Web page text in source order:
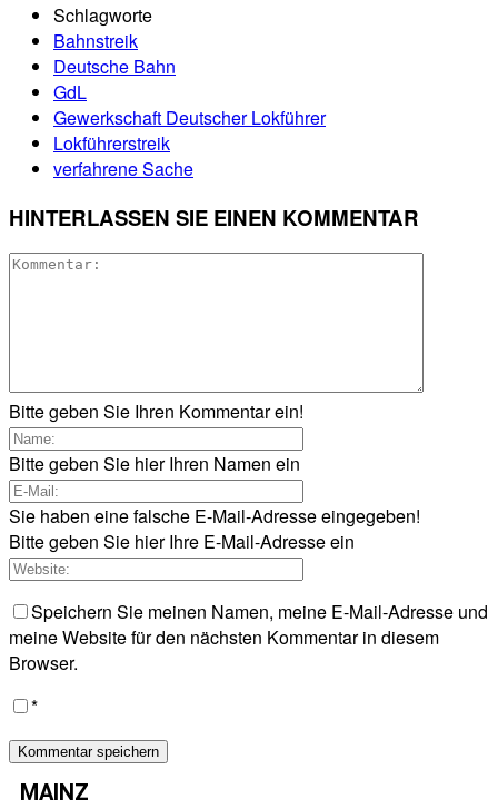
Schlagworte
Bahnstreik
Deutsche Bahn
GdL
Gewerkschaft Deutscher Lokführer
Lokführerstreik
verfahrene Sache
HINTERLASSEN SIE EINEN KOMMENTAR
Bitte geben Sie Ihren Kommentar ein!
Bitte geben Sie hier Ihren Namen ein
Sie haben eine falsche E-Mail-Adresse eingegeben!
Bitte geben Sie hier Ihre E-Mail-Adresse ein
Speichern Sie meinen Namen, meine E-Mail-Adresse und
meine Website für den nächsten Kommentar in diesem
Browser.
*
MAINZ